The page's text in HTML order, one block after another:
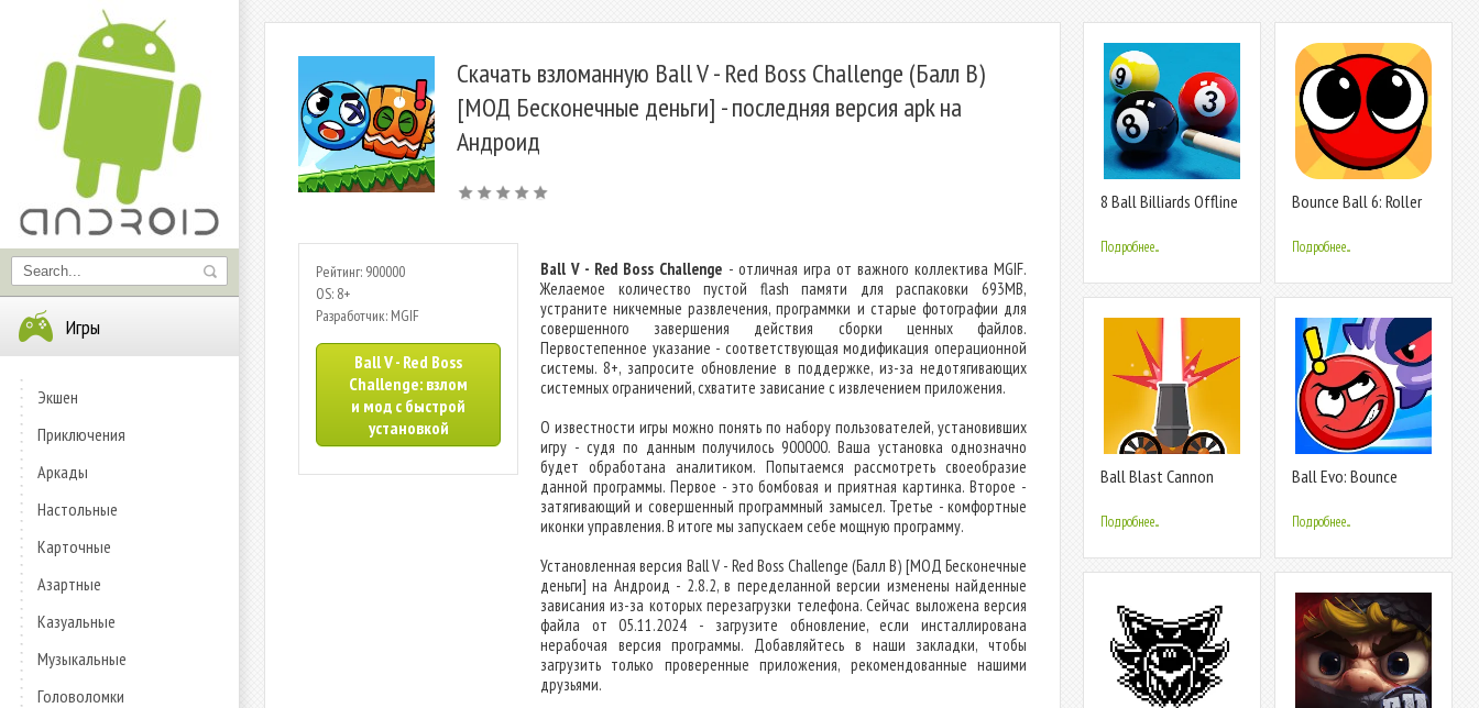
Игры
Экшен
Приключения
Аркады
Настольные
Карточные
Азартные
Казуальные
Музыкальные
Головоломки
Скачать взломанную Ball V - Red Boss Challenge (Балл В)
[МОД Бесконечные деньги] - последняя версия apk на
Андроид
Рейтинг: 900000
OS: 8+
Разработчик: MGIF
Ball V - Red Boss
Challenge: взлом
и мод с быстрой
установкой
Ball V - Red Boss Challenge - отличная игра от важного коллектива MGIF.
Желаемое количество пустой flash памяти для распаковки 693MB,
устраните никчемные развлечения, программки и старые фотографии для
совершенного завершения действия сборки ценных файлов.
Первостепенное указание - соответствующая модификация операционной
системы. 8+, запросите обновление в поддержке, из-за недотягивающих
системных ограничений, схватите зависание с извлечением приложения.
О известности игры можно понять по набору пользователей, установивших
игру - судя по данным получилось 900000. Ваша установка однозначно
будет обработана аналитиком. Попытаемся рассмотреть своеобразие
данной программы. Первое - это бомбовая и приятная картинка. Второе -
затягивающий и совершенный программный замысел. Третье - комфортные
иконки управления. В итоге мы запускаем себе мощную программу.
Установленная версия Ball V - Red Boss Challenge (Балл В) [МОД Бесконечные
деньги] на Андроид - 2.8.2, в переделанной версии изменены найденные
зависания из-за которых перезагрузки телефона. Сейчас выложена версия
файла от 05.11.2024 - загрузите обновление, если инсталлирована
нерабочая версия программы. Добавляйтесь в наши закладки, чтобы
загрузить только проверенные приложения, рекомендованные нашими
друзьями.
8 Ball Billiards Offline
Подробнее...
Bounce Ball 6: Roller
Подробнее...
Ball Blast Cannon
Подробнее...
Ball Evo: Bounce
Подробнее...